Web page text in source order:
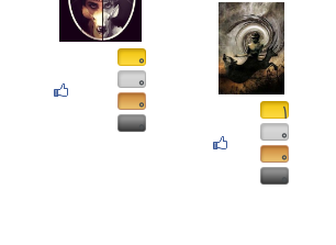
۱
۰
۰
۰
۰
۰
۰
۰